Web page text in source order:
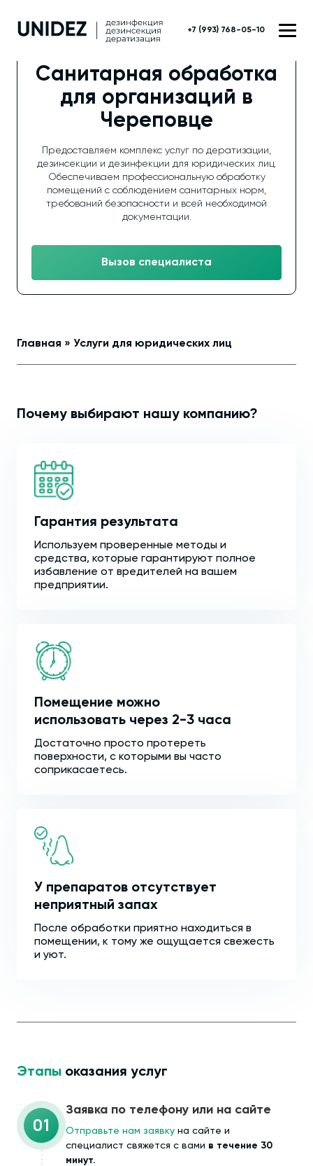
+7 (993) 768-05-10
Санитарная обработка
для организаций в
Череповце
Предоставляем комплекс услуг по дератизации,
дезинсекции и дезинфекции для юридических лиц.
Обеспечиваем профессиональную обработку
помещений с соблюдением санитарных норм,
требований безопасности и всей необходимой
документации.
Вызов специалиста
Главная » Услуги для юридических лиц
Почему выбирают нашу компанию?
Гарантия результата
Используем проверенные методы и
средства, которые гарантируют полное
избавление от вредителей на вашем
предприятии.
Помещение можно
использовать через 2-3 часа
Достаточно просто протереть
поверхности, с которыми вы часто
соприкасаетесь.
У препаратов отсутствует
неприятный запах
После обработки приятно находиться в
помещении, к тому же ощущается свежесть
и уют.
Этапы оказания услуг
01
Заявка по телефону или на сайте
Отправьте нам заявку на сайте и
специалист свяжется с вами в течение 30
минут.